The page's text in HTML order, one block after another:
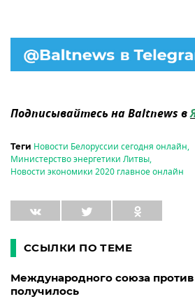
Подписывайтесь на Baltnews в
Теги Новости Белоруссии сегодня онлайн,
Министерство энергетики Литвы,
Новости экономики 2020 главное онлайн
ССЫЛКИ ПО ТЕМЕ
Международного союза
получилось